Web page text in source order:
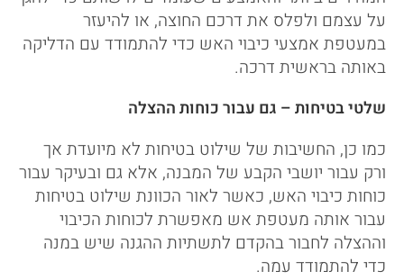
על עצמם ולפלס את דרכם החוצה, או להיעזר
במעטפת אמצעי כיבוי האש כדי להתמודד עם הדליקה
באותה בראשית דרכה.
שלטי בטיחות – גם עבור כוחות ההצלה
כמו כן, החשיבות של שילוט בטיחות לא מיועדת אך
ורק עבור יושבי הקבע של המבנה, אלא גם ובעיקר עבור
כוחות כיבוי האש, כאשר לאור הכוונת שילוט בטיחות
עבור אותה מעטפת אש מאפשרת לכוחות הכיבוי
וההצלה לחבור בהקדם לתשתיות ההגנה שיש במנה
כדי להתמודד עמה.